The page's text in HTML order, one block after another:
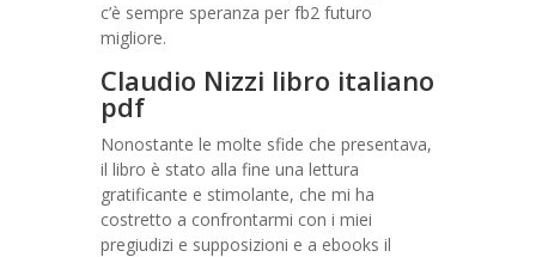
c’è sempre speranza per fb2 futuro
migliore.
Claudio Nizzi libro italiano
pdf
Nonostante le molte sfide che presentava,
il libro è stato alla fine una lettura
gratificante e stimolante, che mi ha
costretto a confrontarmi con i miei
pregiudizi e supposizioni e a ebooks il